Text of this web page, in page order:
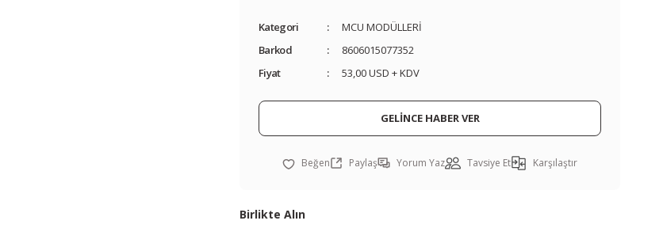
Kategori
MCU MODÜLLERİ
Barkod
8606015077352
Fiyat
53,00 USD + KDV
GELİNCE HABER VER
Paylaş Yorum Yaz Tavsiye Et Karşılaştır
Birlikte Alın